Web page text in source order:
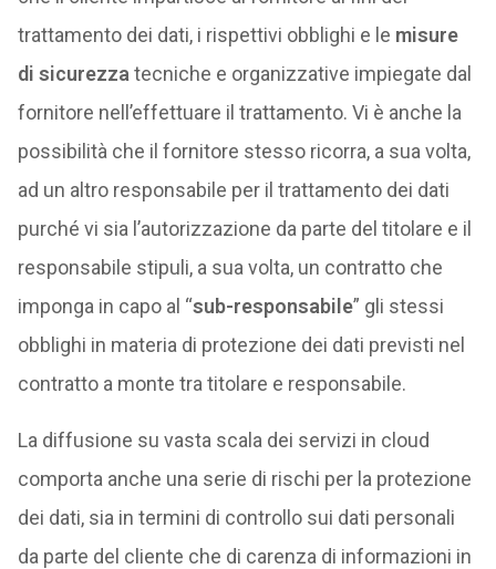
trattamento dei dati, i rispettivi obblighi e le misure
di sicurezza tecniche e organizzative impiegate dal
fornitore nell’effettuare il trattamento. Vi è anche la
possibilità che il fornitore stesso ricorra, a sua volta,
ad un altro responsabile per il trattamento dei dati
purché vi sia l’autorizzazione da parte del titolare e il
responsabile stipuli, a sua volta, un contratto che
imponga in capo al “sub-responsabile” gli stessi
obblighi in materia di protezione dei dati previsti nel
contratto a monte tra titolare e responsabile.
La diffusione su vasta scala dei servizi in cloud
comporta anche una serie di rischi per la protezione
dei dati, sia in termini di controllo sui dati personali
da parte del cliente che di carenza di informazioni in